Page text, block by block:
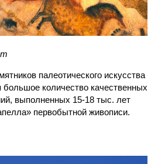
палеотического искусства
количество качественных
выполненных 15-18 тыс. лет
первобытной живописи.